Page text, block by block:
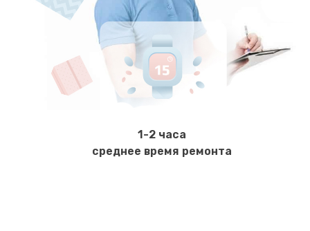
600 руб.
Заказать
Замена ТЭНа
800 руб.
Ремонт гидросистемы
1-2 часа
среднее время ремонта